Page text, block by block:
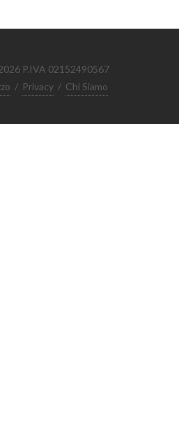
P.IVA 02152490567
/ Privacy / Chi Siamo